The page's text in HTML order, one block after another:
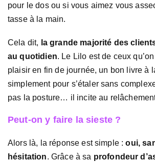
pour le dos ou si vous aimez vous
tasse à la main.
Cela dit, la grande majorité des
au quotidien. Le Lilo est de ceux
plaisir en fin de journée, un bon livre à
simplement pour s’étaler sans
pas la posture… il incite au
Peut-on y faire la sieste ?
Alors là, la réponse est simple :oui,
hésitation. Grâce à sa profondeur